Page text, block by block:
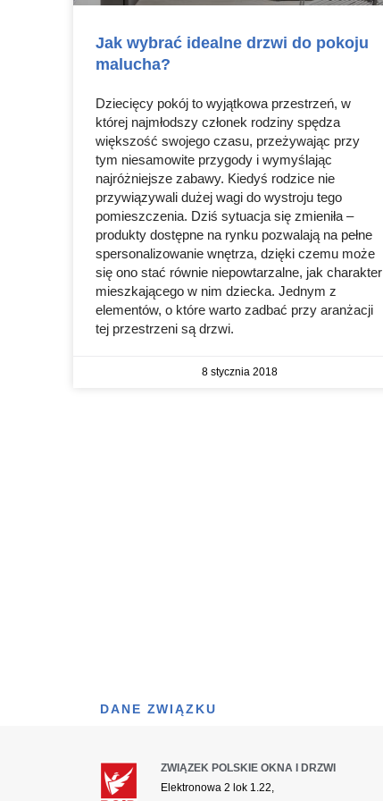
Jak wybrać idealne drzwi do pokoju
malucha?
Dziecięcy pokój to wyjątkowa przestrzeń, w
której najmłodszy członek rodziny spędza
większość swojego czasu, przeżywając przy
tym niesamowite przygody i wymyślając
najróżniejsze zabawy. Kiedyś rodzice nie
przywiązywali dużej wagi do wystroju tego
pomieszczenia. Dziś sytuacja się zmieniła –
produkty dostępne na rynku pozwalają na pełne
spersonalizowanie wnętrza, dzięki czemu może
się ono stać równie niepowtarzalne, jak charakter
mieszkającego w nim dziecka. Jednym z
elementów, o które warto zadbać przy aranżacji
tej przestrzeni są drzwi.
8 stycznia 2018
DANE ZWIĄZKU
ZWIĄZEK POLSKIE OKNA I DRZWI
Elektronowa 2 lok 1.22,